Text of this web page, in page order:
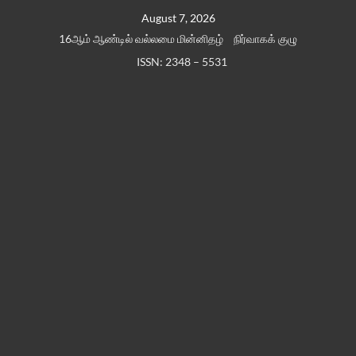
August 7, 2026
16ஆம் ஆண்டில் வல்லமை மின்னிதழ்
நிர்வாகக் குழு
ISSN: 2348 – 5531